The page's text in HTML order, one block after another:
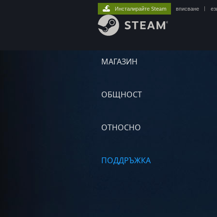
МАГАЗИН
ОБЩНОСТ
ОТНОСНО
ПОДДРЪЖКА
Инсталирайте Steam вписване